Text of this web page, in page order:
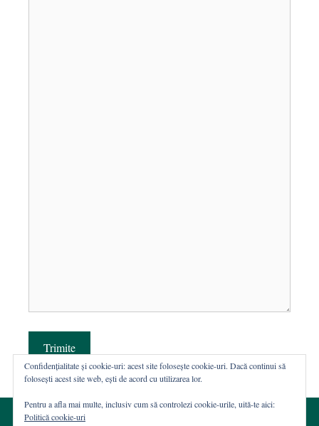
Trimite
Confidențialitate și cookie-uri: acest site folosește cookie-uri. Dacă continui să
folosești acest site web, ești de acord cu utilizarea lor.
Pentru a afla mai multe, inclusiv cum să controlezi cookie-urile, uită-te aici:
Politică cookie-uri